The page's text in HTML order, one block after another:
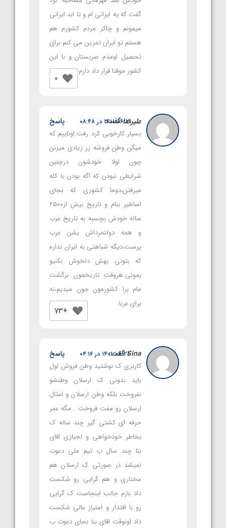
گفت که یه ایرانی ام و تا ابد ایرانی
میمونم و چاکر مردم کشورم هم
هستم تو ایران تمرین می کنم برای
تحصیل اومدم صربستان و با این
کشور موقتا قرار داد دارم.
0
علیرضاگفت:
۱۴۰۱-۰۶-۲۱ در ۰۸:۴۸
بسیار کارخوبی کرد رفت.اوناییم که
میگن وطن فروشه زر زیادی میزنن
چون اولا خودشون درچنین
شرایطی نبودن که اگه بودن با کله
میرفتن،دوما کشوری که بجای
اساطیر بنام و تاریخ بیش از۲۵۰۰
ساله خودش بچسبه به تاریخ عرب
و همه دولتمرداش بشن عرب
پرست،دیگه شباهتی به ایران نداره
که بتونی بهش دلخوش بکنیو
بمونی.هروقت تاریخمون برگشت
مام برا کشورمون جون میدیم،نه
برای عربا.
+73
پاسخ
Sina گفت:
۱۴۰۱-۰۶-۲۱ در ۰۴:۱۶
کاربری ک نوشتید وطن فروش اول
باید بدونی ک ارسلان وطنشو
نفروخت بلکه وطن ارسلان و امثال
ارسلان رو مفت فروخت . مگه عمر
حرفه ای کشتی گیر چند ساله ک
بخاطر خودخواهی و لجبازی اقای
بنا چند سال ب تیم ملی دعوت
نمیشد در صورتی ک ارسلان هم
مختاری و هم گرایی رو شکست
داد بازم جالب اینجاست ک گرایی
رو با اقتدار و امتیاز عالی شکست
داد اونوقت اقای بنا بجای دعوت ب
پاسخ